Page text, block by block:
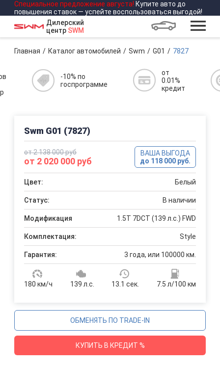
Специальное предложение августа! Купите авто до
повышения ставок — успейте воспользоваться выгодой!
Дилерский
центр SWM
Главная Каталог автомобилей Swm G01 7827
-10% по
госпрограмме
от
0.01%
кредит
Swm G01 (7827)
от 2 138 000 руб
от 2 020 000 руб
ВАША ВЫГОДА
до 118 000 руб.
Цвет: Белый
Статус: В наличии
Модификация 1.5T 7DCT (139 л.с.) FWD
Комплектация: Style
Гарантия: 3 года, или 100000 км.
180 км/ч 139 л.с. 13.1 сек. 7.5 л/100 км
КУПИТЬ В КРЕДИТ %
ОБМЕНЯТЬ ПО TRADE-IN